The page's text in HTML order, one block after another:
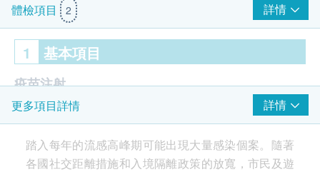
體檢項目 2 詳情
1 基本項目
疫苗注射
2025/2026 四價流感疫苗（注射式）
更多項目詳情 詳情
踏入每年的流感高峰期可能出現大量感染個案。隨著
各國社交距離措施和入境隔離政策的放寬，市民及遊